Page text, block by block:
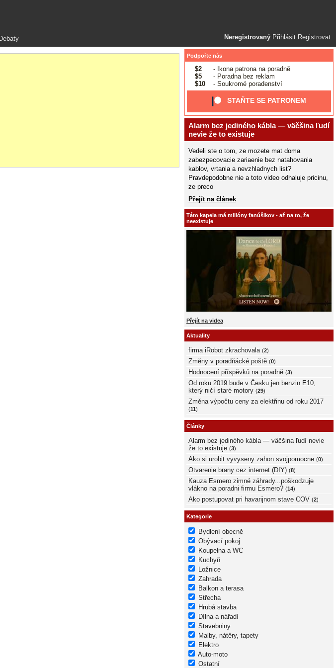
Neregistrovaný Přihlásit Registrovat
Debaty
Podpořte nás
$2
- Ikona patrona na poradně
$5
- Poradna bez reklam
$10
- Soukromé poradenství
STAŇTE SE PATRONEM
Alarm bez jediného kábla — väčšina ľudí
nevie že to existuje
Vedeli ste o tom, ze mozete mat doma
zabezpecovacie zariaenie bez natahovania
kablov, vrtania a nevzhladnych list?
Pravdepodobne nie a toto video odhaluje pricinu,
ze preco
Přejít na článek
Táto kapela má milióny fanúšikov - až na to, že
neexistuje
Přejít na videa
Aktuality
firma iRobot zkrachovala (2)
Změny v poradňácké poště (0)
Hodnocení příspěvků na poradně (3)
Od roku 2019 bude v Česku jen benzin E10,
který ničí staré motory (29)
Změna výpočtu ceny za elektřinu od roku 2017
(11)
Články
Alarm bez jediného kábla — väčšina ľudí nevie
že to existuje (3)
Ako si urobit vyvyseny zahon svojpomocne (0)
Otvarenie brany cez internet (DIY) (8)
Kauza Esmero zimné záhrady...poškodzuje
vlákno na poradni firmu Esmero? (14)
Ako postupovat pri havarijnom stave COV (2)
Kategorie
Bydlení obecně
Obývací pokoj
Koupelna a WC
Kuchyň
Ložnice
Zahrada
Balkon a terasa
Střecha
Hrubá stavba
Dílna a nářadí
Stavebniny
Malby, nátěry, tapety
Elektro
Auto-moto
Ostatní